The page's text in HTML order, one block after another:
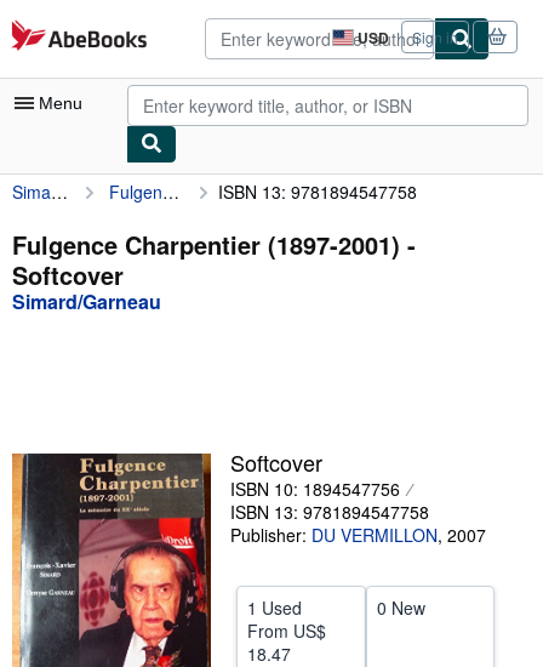
Skip to main content
AbeBooks.com USD
Site
shopping
preferences
Sign in
Menu
My Account
My Purchases
Advanced Search
Textbooks
Sellers
Start Selling
Help
CLOSE
Simard/Garneau Fulgence Charpentier (1897-2001) ISBN 13: 9781894547758
Fulgence Charpentier (1897-2001) -
Softcover
Simard/Garneau
Softcover
ISBN 10: 1894547756
ISBN 13: 9781894547758
Publisher: DU VERMILLON, 2007
1 Used
From US$
18.47
0 New